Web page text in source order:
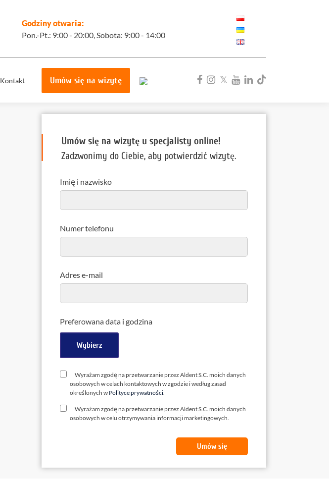
Godziny otwaria:
Pon.-Pt.: 9:00 - 20:00, Sobota: 9:00 - 14:00
Chirurgia
stomatologiczna,
All on 4
estetyczna
Stomatologia
cyfrowa
Stomatologia
zachowawcza
Periodontologia
protetyczne
Kontakt Umów się na wizytę
Umów się na wizytę u specjalisty online!
Zadzwonimy do Ciebie, aby potwierdzić wizytę.
Imię i nazwisko
Numer telefonu
Adres e-mail
Preferowana data i godzina
Wybierz
Wyrażam zgodę na przetwarzanie przez Aldent S.C. moich danych
osobowych w celach kontaktowych w zgodzie i według zasad
określonych w Polityce prywatności.
Wyrażam zgodę na przetwarzanie przez Aldent S.C. moich danych
osobowych w celu otrzymywania informacji marketingowych.